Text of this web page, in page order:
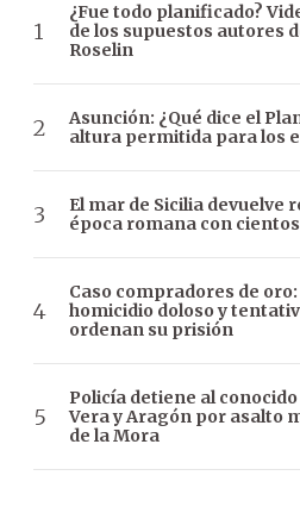
¿Fue todo planificado?
de los supuestos autores
Roselin
Asunción: ¿Qué dice el
altura permitida para los
El mar de Sicilia devuelve
época romana con
Caso compradores de
homicidio doloso y
ordenan su prisión
Policía detiene al
Vera y Aragón por asalto
de la Mora